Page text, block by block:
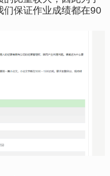
保证作业成绩都在90